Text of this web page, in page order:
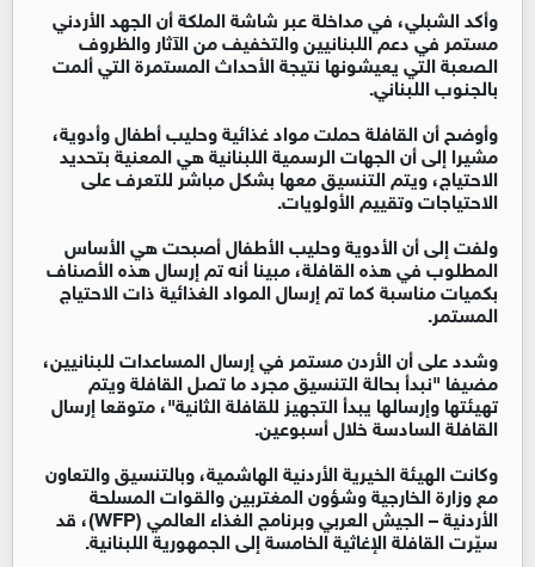
وأكد الشبلي، في مداخلة عبر شاشة الملكة أن الجهد الأردني
مستمر في دعم اللبنانيين والتخفيف من الآثار والظروف
الصعبة التي يعيشونها نتيجة الأحداث المستمرة التي ألمت
بالجنوب اللبناني.
وأوضح أن القافلة حملت مواد غذائية وحليب أطفال وأدوية،
مشيرا إلى أن الجهات الرسمية اللبنانية هي المعنية بتحديد
الاحتياج، ويتم التنسيق معها بشكل مباشر للتعرف على
الاحتياجات وتقييم الأولويات.
ولفت إلى أن الأدوية وحليب الأطفال أصبحت هي الأساس
المطلوب في هذه القافلة، مبينا أنه تم إرسال هذه الأصناف
بكميات مناسبة كما تم إرسال المواد الغذائية ذات الاحتياج
المستمر.
وشدد على أن الأردن مستمر في إرسال المساعدات للبنانيين،
مضيفا "نبدأ بحالة التنسيق مجرد ما تصل القافلة ويتم
تهيئتها وإرسالها يبدأ التجهيز للقافلة الثانية"، متوقعا إرسال
القافلة السادسة خلال أسبوعين.
وكانت الهيئة الخيرية الأردنية الهاشمية، وبالتنسيق والتعاون
مع وزارة الخارجية وشؤون المغتربين والقوات المسلحة
الأردنية – الجيش العربي وبرنامج الغذاء العالمي (WFP)، قد
سيّرت القافلة الإغاثية الخامسة إلى الجمهورية اللبنانية.